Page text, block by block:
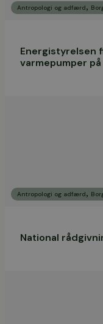
Antropologi og adfærd,
Energistyrelsen
varmepumper
Antropologi og adfærd,
National